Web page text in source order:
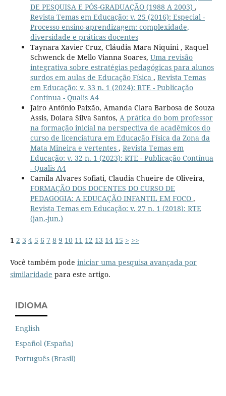
DE PESQUISA E PÓS-GRADUAÇÃO (1988 A 2003) ,
Revista Temas em Educação: v. 25 (2016): Especial -
Processo ensino-aprendizagem: complexidade,
diversidade e práticas docentes
Taynara Xavier Cruz, Cláudia Mara Niquini , Raquel
Schwenck de Mello Vianna Soares, Uma revisão
integrativa sobre estratégias pedagógicas para alunos
surdos em aulas de Educação Física , Revista Temas
em Educação: v. 33 n. 1 (2024): RTE - Publicação
Contínua - Qualis A4
Jairo Antônio Paixão, Amanda Clara Barbosa de Souza
Assis, Doiara Silva Santos, A prática do bom professor
na formação inicial na perspectiva de acadêmicos do
curso de licenciatura em Educação Física da Zona da
Mata Mineira e vertentes , Revista Temas em
Educação: v. 32 n. 1 (2023): RTE - Publicação Contínua
- Qualis A4
Camila Alvares Sofiati, Claudia Chueire de Oliveira,
FORMAÇÃO DOS DOCENTES DO CURSO DE
PEDAGOGIA: A EDUCAÇÃO INFANTIL EM FOCO ,
Revista Temas em Educação: v. 27 n. 1 (2018): RTE
(jan.-jun.)
1 2 3 4 5 6 7 8 9 10 11 12 13 14 15 > >>
Você também pode iniciar uma pesquisa avançada por
similaridade para este artigo.
IDIOMA
English
Español (España)
Português (Brasil)